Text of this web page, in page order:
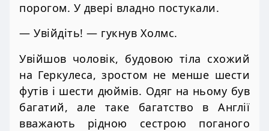
порогом. У двері владно постукали.
— Увійдіть! — гукнув Холмс.
Увійшов чоловік, будовою тіла схожий
на Геркулеса, зростом не менше шести
футів і шести дюймів. Одяг на ньому був
багатий, але таке багатство в Англії
вважають рідною сестрою поганого